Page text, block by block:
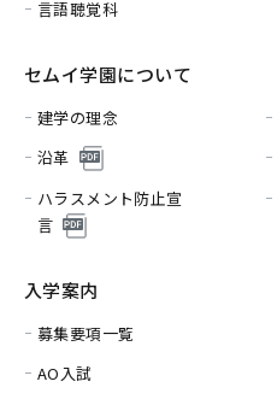
言語聴覚科
セムイ学園について
建学の理念
沿革
ハラスメント防止宣
言
入学案内
募集要項一覧
AO入試